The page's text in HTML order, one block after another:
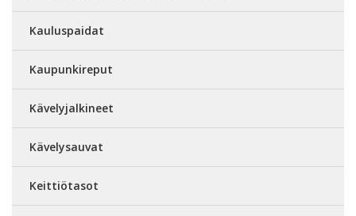
Kauluspaidat
Kaupunkireput
Kävelyjalkineet
Kävelysauvat
Keittiötasot